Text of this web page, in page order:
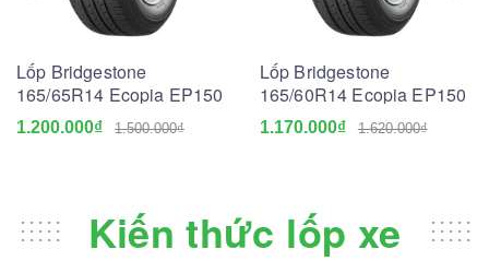
Lốp Bridgestone
165/65R14 Ecopia EP150
1.200.000₫ 1.500.000₫
Lốp Bridgestone
165/60R14 Ecopia EP150
1.170.000₫ 1.620.000₫
Kiến thức lốp xe